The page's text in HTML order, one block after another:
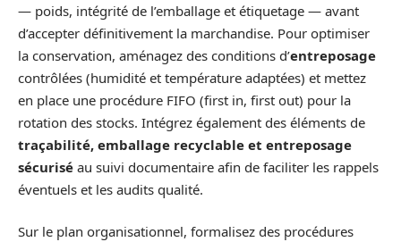
— poids, intégrité de l’emballage et étiquetage — avant
d’accepter définitivement la marchandise. Pour optimiser
la conservation, aménagez des conditions d’entreposage
contrôlées (humidité et température adaptées) et mettez
en place une procédure FIFO (first in, first out) pour la
rotation des stocks. Intégrez également des éléments de
traçabilité, emballage recyclable et entreposage
sécurisé au suivi documentaire afin de faciliter les rappels
éventuels et les audits qualité.
Sur le plan organisationnel, formalisez des procédures